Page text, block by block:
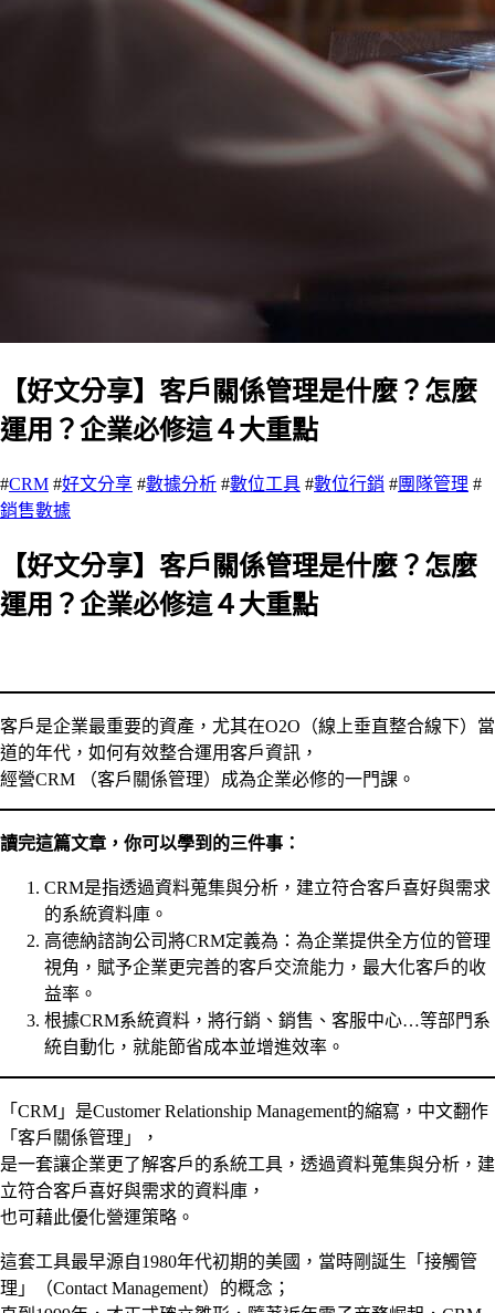
【好文分享】客戶關係管理是什麼？怎麼
運用？企業必修這４大重點
#CRM #好文分享 #數據分析 #數位工具 #數位行銷 #團隊管理 #
銷售數據
【好文分享】客戶關係管理是什麼？怎麼
運用？企業必修這４大重點
客戶是企業最重要的資產，尤其在O2O（線上垂直整合線下）當
道的年代，如何有效整合運用客戶資訊，
經營CRM （客戶關係管理）成為企業必修的一門課。
讀完這篇文章，你可以學到的三件事：
CRM是指透過資料蒐集與分析，建立符合客戶喜好與需求
的系統資料庫。
高德納諮詢公司將CRM定義為：為企業提供全方位的管理
視角，賦予企業更完善的客戶交流能力，最大化客戶的收
益率。
根據CRM系統資料，將行銷、銷售、客服中心…等部門系
統自動化，就能節省成本並增進效率。
「CRM」是Customer Relationship Management的縮寫，中文翻作
「客戶關係管理」，
是一套讓企業更了解客戶的系統工具，透過資料蒐集與分析，建
立符合客戶喜好與需求的資料庫，
也可藉此優化營運策略。
這套工具最早源自1980年代初期的美國，當時剛誕生「接觸管
理」（Contact Management）的概念；